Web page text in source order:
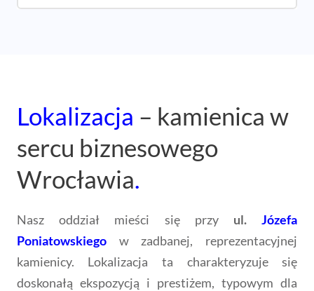
Lokalizacja – kamienica w
sercu biznesowego
Wrocławia.
Nasz oddział mieści się przy ul.Józefa
Poniatowskiegow zadbanej, reprezentacyjnej
kamienicy. Lokalizacja ta charakteryzuje się
doskonałą ekspozycją i prestiżem, typowym dla